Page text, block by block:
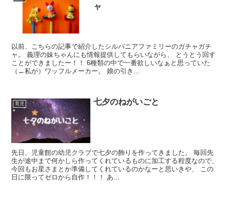
ャ
以前、こちらの記事で紹介したシルバニアファミリーのガチャガチ
ャ。 義理の妹ちゃんにも情報提供してもらいながら、 とうとう回す
ことができましたー！！ 6種類の中で一番欲しいなぁと思っていた
（←私が）ワッフルメーカー。 娘の引き...
育児 七夕のねがいごと
先日、児童館の幼児クラブで七夕の飾りを作ってきました。 毎回先
生が途中まで何かしら作ってくれているものに加工する程度なので、
今回もお星さまとか準備してくれているのかなーと思いきや、 この
日に限ってゼロから自作！！！ あ...